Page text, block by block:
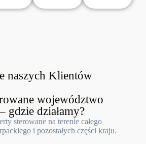
naszych Klientów
województwo
gdzie działamy?
sterowane na terenie całego
i pozostałych części kraju.